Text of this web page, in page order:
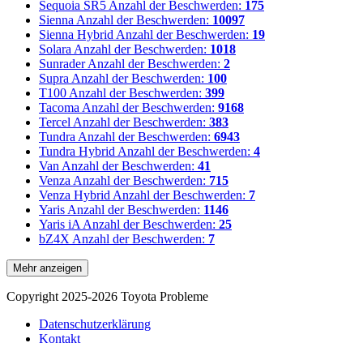
Sequoia SR5 Anzahl der Beschwerden: 175
Sienna Anzahl der Beschwerden: 10097
Sienna Hybrid Anzahl der Beschwerden: 19
Solara Anzahl der Beschwerden: 1018
Sunrader Anzahl der Beschwerden: 2
Supra Anzahl der Beschwerden: 100
T100 Anzahl der Beschwerden: 399
Tacoma Anzahl der Beschwerden: 9168
Tercel Anzahl der Beschwerden: 383
Tundra Anzahl der Beschwerden: 6943
Tundra Hybrid Anzahl der Beschwerden: 4
Van Anzahl der Beschwerden: 41
Venza Anzahl der Beschwerden: 715
Venza Hybrid Anzahl der Beschwerden: 7
Yaris Anzahl der Beschwerden: 1146
Yaris iA Anzahl der Beschwerden: 25
bZ4X Anzahl der Beschwerden: 7
Mehr anzeigen
Copyright 2025-2026 Toyota Probleme
Datenschutzerklärung
Kontakt